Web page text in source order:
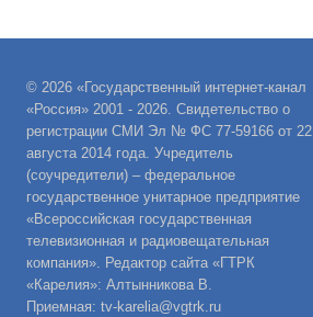
© 2026 «Государственный интернет-канал
«Россия» 2001 - 2026. Свидетельство о
регистрации СМИ Эл № ФС 77-59166 от 22
августа 2014 года. Учредитель
(соучредители) – федеральное
государственное унитарное предприятие
«Всероссийская государственная
телевизионная и радиовещательная
компания». Редактор сайта «ГТРК
«Карелия»: Алтынникова В.
Приемная: tv-karelia@vgtrk.ru